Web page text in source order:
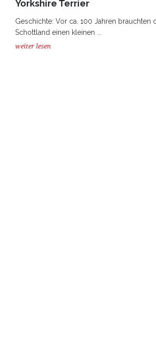
Yorkshire Terrier
Geschichte: Vor ca. 100 Jahren brauchten
Schottland einen kleinen ...
weiter lesen